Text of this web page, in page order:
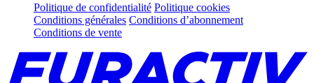
Politique de confidentialité Politique cookies
Conditions générales Conditions d’abonnement
Conditions de vente